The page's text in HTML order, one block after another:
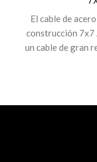
El cable de
construcción 7x7
un cable de gran
corrosivos.
carga con una
hace ideal